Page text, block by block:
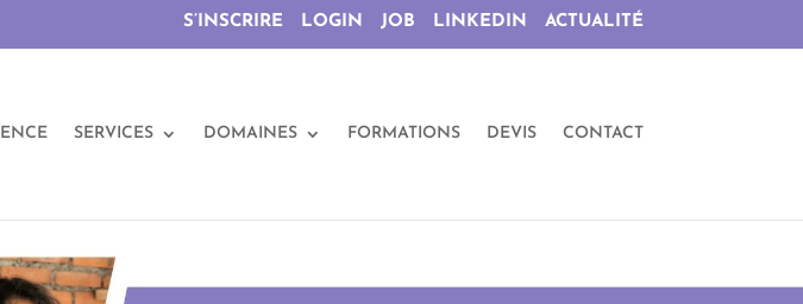
S’INSCRIRE LOGIN JOB LINKEDIN ACTUALITÉ
SERVICES DOMAINES FORMATIONS DEVIS CONTACT